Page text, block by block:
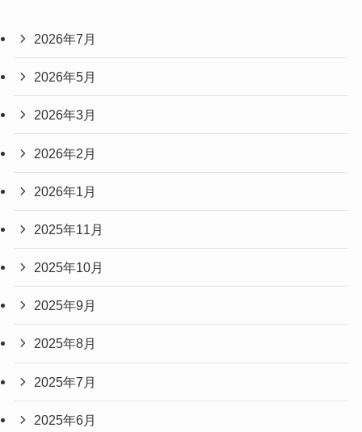
2026年7月
2026年5月
2026年3月
2026年2月
2026年1月
2025年11月
2025年10月
2025年9月
2025年8月
2025年7月
2025年6月